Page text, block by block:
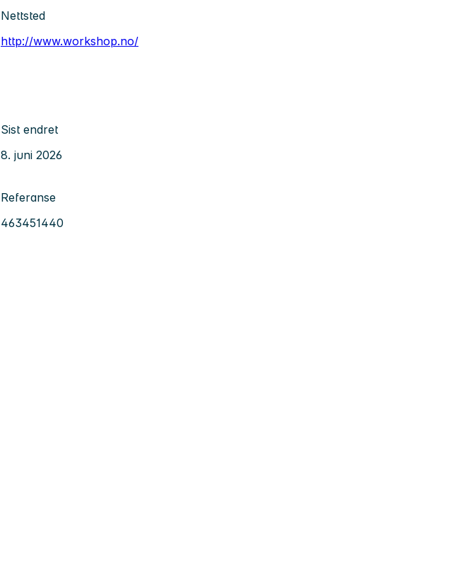
Nettsted
http://www.workshop.no/
Sist endret
8. juni 2026
Referanse
463451440